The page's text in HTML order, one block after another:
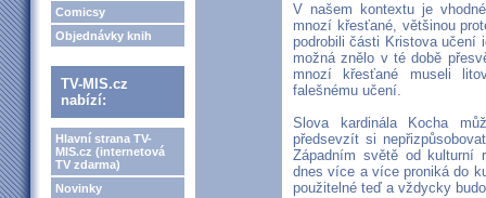
Comicsy
Objednávky knih
TV-MIS.cz
nabízí:
Hlavní strana TV-
MIS.cz (internetová
TV zdarma)
Novinky
V našem kontextu je
mnozí křesťané, většinou
podrobili části Kristova učení
možná znělo v té době
mnozí křesťané museli
falešnému učení.
Slova kardinála Kocha
předsevzít si
Západním světě od kulturní
dnes více a více proniká do
použitelné teď a vždycky